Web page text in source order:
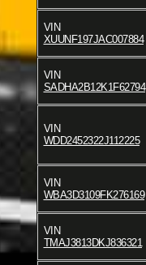
VIN
XUUNF197JAC007884
VIN
SADHA2B12K1F62794
VIN
WDD2452322J112225
VIN
WBA3D3109FK276169
VIN
TMAJ3813DKJ836321